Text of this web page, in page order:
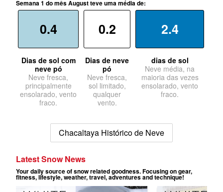
Semana 1 do mês August teve uma média de:
0.4
Dias de sol com
neve pó
Neve fresca,
principalmente
ensolarado, vento
fraco.
0.2
Dias de neve
pó
Neve fresca,
sol limitado,
qualquer
vento.
2.4
dias de sol
Neve média, na
maioria das vezes
ensolarado, vento
fraco.
Chacaltaya Histórico de Neve